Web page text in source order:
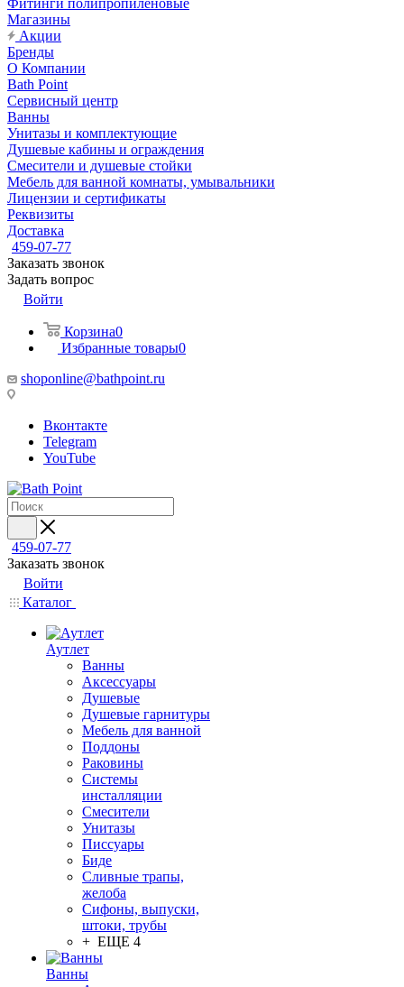
Фитинги полипропиленовые
Магазины
Акции
Бренды
О Компании
Bath Point
Сервисный центр
Ванны
Унитазы и комплектующие
Душевые кабины и ограждения
Смесители и душевые стойки
Мебель для ванной комнаты, умывальники
Лицензии и сертификаты
Реквизиты
Доставка
459-07-77
Заказать звонок
Задать вопрос
Войти
Корзина0
Избранные товары0
shoponline@bathpoint.ru
Вконтакте
Telegram
YouTube
459-07-77
Заказать звонок
Войти
Каталог
Аутлет
Ванны
Аксессуары
Душевые
Душевые гарнитуры
Мебель для ванной
Поддоны
Раковины
Системы
инсталляции
Смесители
Унитазы
Писсуары
Биде
Сливные трапы,
желоба
Сифоны, выпуски,
штоки, трубы
+ ЕЩЕ 4
Ванны